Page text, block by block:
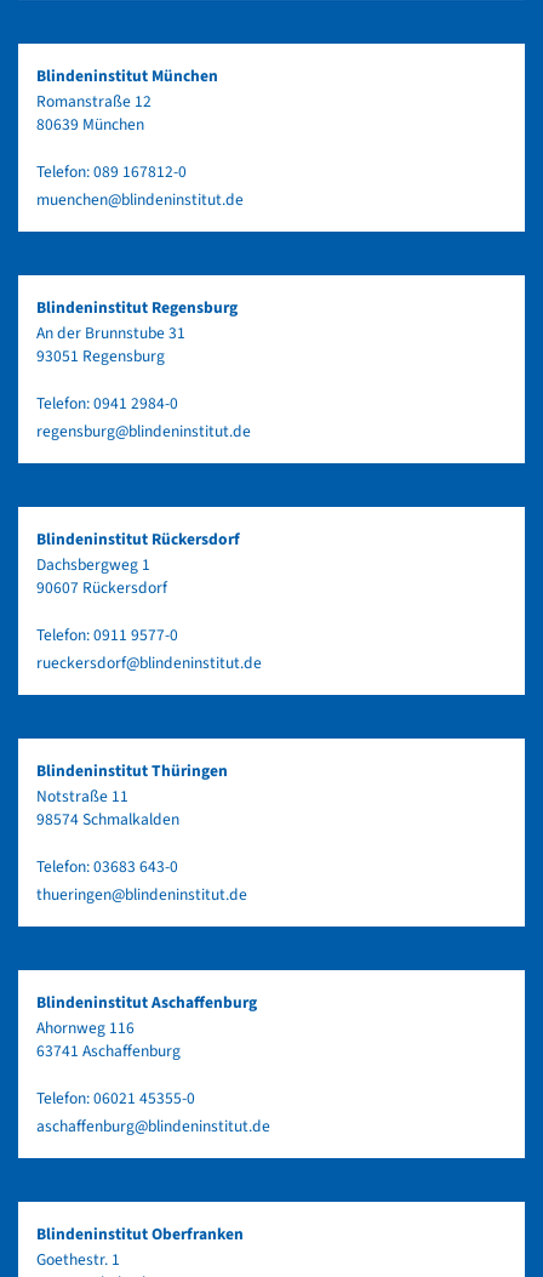
Blindeninstitut München
Romanstraße 12
80639 München
Telefon:089 167812-0
muenchen@blindeninstitut.de
Blindeninstitut Regensburg
An der Brunnstube 31
93051 Regensburg
Telefon:0941 2984-0
regensburg@blindeninstitut.de
Blindeninstitut Rückersdorf
Dachsbergweg 1
90607 Rückersdorf
Telefon:0911 9577-0
rueckersdorf@blindeninstitut.de
Blindeninstitut Thüringen
Notstraße 11
98574 Schmalkalden
Telefon:03683 643-0
thueringen@blindeninstitut.de
Blindeninstitut Aschaffenburg
Ahornweg 116
63741 Aschaffenburg
Telefon:06021 45355-0
aschaffenburg@blindeninstitut.de
Blindeninstitut Oberfranken
Goethestr. 1